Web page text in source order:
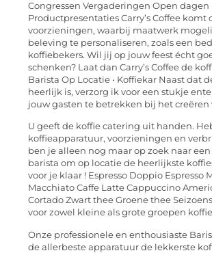
Congressen Vergaderingen Open
Productpresentaties Carry’s Coffee
voorzieningen, waarbij maatwerk
beleving te personaliseren, zoals een
koffiebekers. Wil jij op jouw feest écht
schenken? Laat dan Carry’s Coffee de
Barista Op Locatie • Koffiekar Naast dat
heerlijk is, verzorg ik voor een stukje
jouw gasten te betrekken bij het creëren
U geeft de koffie catering uit handen.
koffieapparatuur, voorzieningen en
ben je alleen nog maar op zoek naar
barista om op locatie de heerlijkste
voor je klaar ! Espresso Doppio Espresso
Macchiato Caffe Latte Cappuccino
Cortado Zwart thee Groene thee
voor zowel kleine als grote groepen
Onze professionele en enthousiaste
de allerbeste apparatuur de lekkerste